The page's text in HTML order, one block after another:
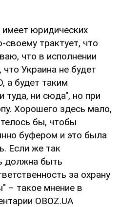
юридических
трактует, что
что в исполнении
Украина не будет
а будет таким
туда, ни сюда", но при
Хорошего здесь мало,
бы, чтобы
буфером и это была
Если же так
должна быть
за охрану
– такое мнение в
OBOZ.UA